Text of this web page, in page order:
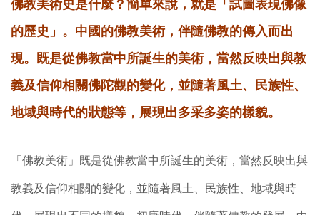
佛教美術史是什麼？簡單來說，就是「試圖表現佛像
的歷史」。中國的佛教美術，伴隨佛教的傳入而出
現。既是從佛教當中所誕生的美術，當然反映出與教
義及信仰相關佛陀觀的變化，並隨著風土、民族性、
地域與時代的狀態等，展現出多采多姿的樣貌。
「佛教美術」既是從佛教當中所誕生的美術，當然反映出與
教義及信仰相關的變化，並隨著風土、民族性、地域與時